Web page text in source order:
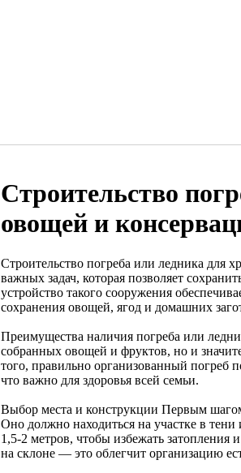
Строительство
овощей и
Строительство погреба или ледника для
важных задач, которая позволяет
устройство такого сооружения
сохранения овощей, ягод и домашних
Преимущества наличия погреба или
собранных овощей и фруктов, но и
того, правильно организованный погреб
что важно для здоровья всей семьи.
Выбор места и конструкции Первым шагом
Оно должно находиться на участке в
1,5-2 метров, чтобы избежать
на склоне — это облегчит организацию